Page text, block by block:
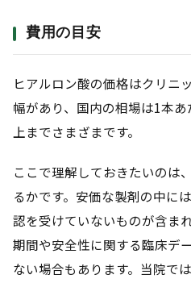
費用の目安
ヒアルロン酸の価格はクリニ
幅があり、国内の相場は1本
上までさまざまです。
ここで理解しておきたいのは
るかです。安価な製剤の中に
認を受けていないものが含ま
期間や安全性に関する臨床デ
ない場合もあります。当院で